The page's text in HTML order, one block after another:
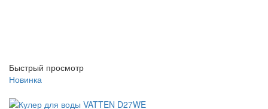
Быстрый просмотр
Новинка